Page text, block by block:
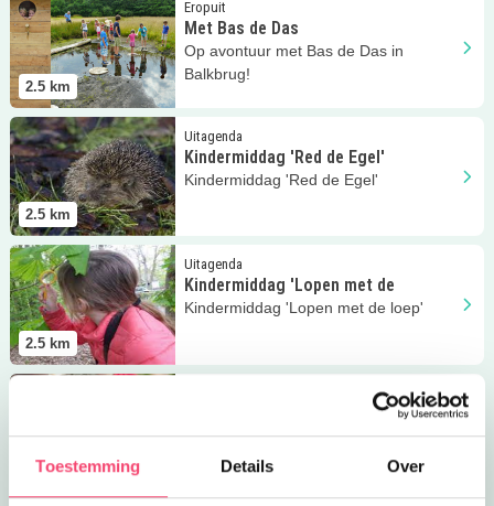
Toestemming Details Over
2.5 km
Eropuit
Met Bas de Das
Op avontuur met Bas de Das in
Balkbrug!
2.5 km
Uitagenda
Kindermiddag 'Red de Egel'
Kindermiddag 'Red de Egel'
Lees meer Kindermiddag 'Red de Egel'
2.5 km
Uitagenda
Kindermiddag 'Lopen met de
Kindermiddag 'Lopen met de loep'
Lees meer Kindermiddag 'Lopen met de
2.5 km
Kindermiddag ‘Lentekriebels
Kindermiddag ‘Lentekriebels’ in de
Wheem
Lees meer